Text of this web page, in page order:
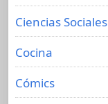
Ciencias Sociales
Cocina
Cómics